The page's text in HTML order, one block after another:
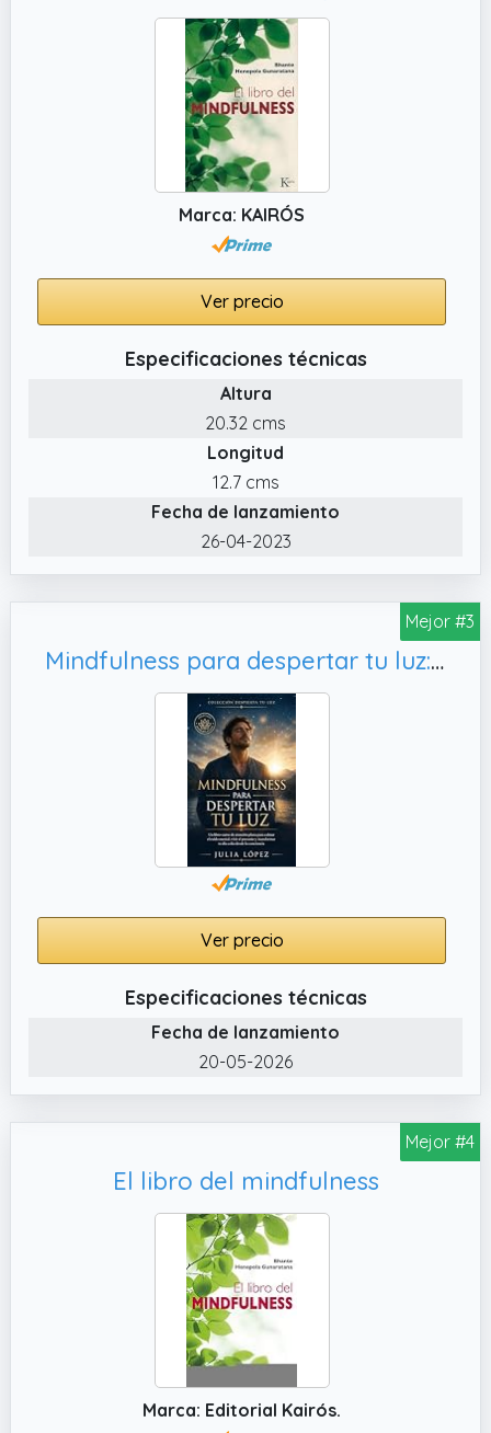
Marca: KAIRÓS
Ver precio
Especificaciones técnicas
Altura
20.32 cms
Longitud
12.7 cms
Fecha de lanzamiento
26-04-2023
Mejor #3
Mindfulness para despertar tu luz: Un libro-curso de atención plena para calmar el ruido mental, vivir el presente y transformar tu día a día desde la conciencia (Despierta tu Luz nº 64)
Ver precio
Especificaciones técnicas
Fecha de lanzamiento
20-05-2026
Mejor #4
El libro del mindfulness
Marca: Editorial Kairós.